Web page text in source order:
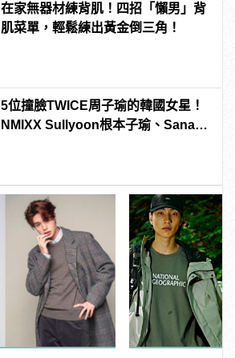
在家無器材練背肌！四招「懶男」背
肌菜單，輕鬆練出黃金倒三角！
5位撞臉TWICE周子瑜的韓國女星！
NMIXX Sullyoon根本子瑜、Sana綜